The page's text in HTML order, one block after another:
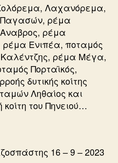
Λαχανόρεμα,
ρέμα
ρέμα
ρέμα Ενιπέα, ποταμός
ρέμα Μέγα,
Πορταϊκός,
δυτικής κοίτης
Ληθαίος και
του Πηνειού…
16 – 9 – 2023